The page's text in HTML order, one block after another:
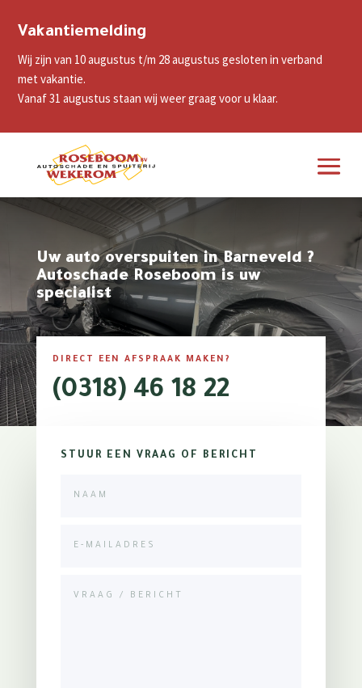
Vakantiemelding
Wij zijn van 10 augustus t/m 28 augustus gesloten in verband
met vakantie.
Vanaf 31 augustus staan wij weer graag voor u klaar.
Uw auto overspuiten in Barneveld ?
Autoschade Roseboom is uw
specialist
DIRECT EEN AFSPRAAK MAKEN?
(0318) 46 18 22
STUUR EEN VRAAG OF BERICHT